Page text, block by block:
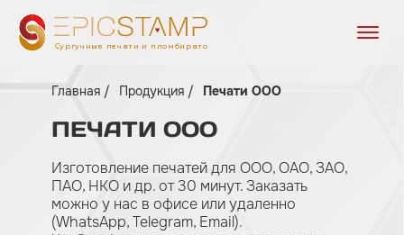
Сургучные печати и пломбираторы
Главная Продукция Печати ООО
ПЕЧАТИ ООО
Изготовление печатей для ООО, ОАО, ЗАО,
ПАО, НКО и др. от 30 минут. Заказать
можно у нас в офисе или удаленно
(WhatsApp, Telegram, Email).